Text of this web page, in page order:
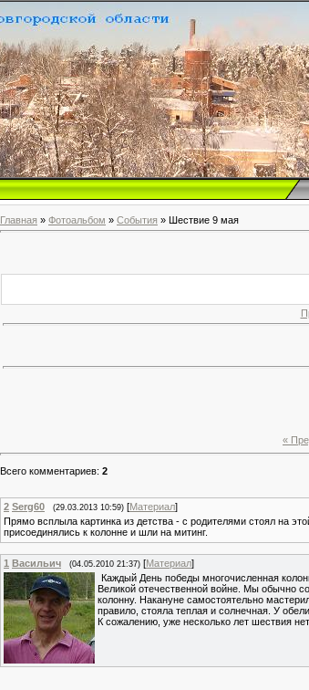
Главная » Фотоальбом » События » Шествие 9 мая
«
Всего комментариев: 2
2 Serg60 (29.03.2013 10:59) [Материал]
Прямо всплыла картинка из детства - с родителями стоял на
присоединялись к колонне и шли на митинг.
1 Васильич (04.05.2010 21:37) [Материал]
Каждый День победы многочисленная
Великой отечественной войне. Мы обычно
колонну. Накануне самостоятельно
правило, стояла теплая и солнечная. У
К сожалению, уже несколько лет шествия нет.